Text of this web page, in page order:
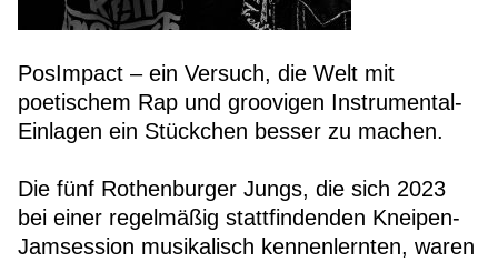
PosImpact – ein Versuch, die Welt mit
poetischem Rap und groovigen Instrumental-
Einlagen ein Stückchen besser zu machen.
Die fünf Rothenburger Jungs, die sich 2023
bei einer regelmäßig stattfindenden Kneipen-
Jamsession musikalisch kennenlernten, waren